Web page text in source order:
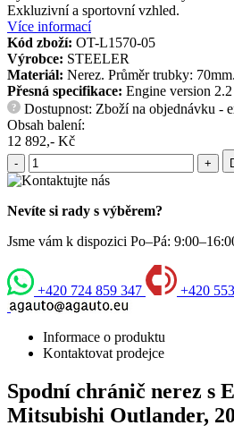
Exkluzivní a sportovní vzhled.
Více informací
Kód zboží: OT-L1570-05
Výrobce: STEELER
Materiál: Nerez. Průměr trubky:
Přesná specifikace: Engine version
?
Dostupnost: Zboží na objednávku -
Obsah balení:
12 892,- Kč
- +
Nevíte si rady s výběrem?
Jsme vám k dispozici Po–Pá:
+420 724 859 347 +420
Informace o produktu
Kontaktovat prodejce
Spodní chránič nerez s
Mitsubishi Outlander,